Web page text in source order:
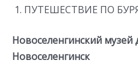
ПУТЕШЕСТВИЕ ПО
Новоселенгинский музей
Новоселенгинск